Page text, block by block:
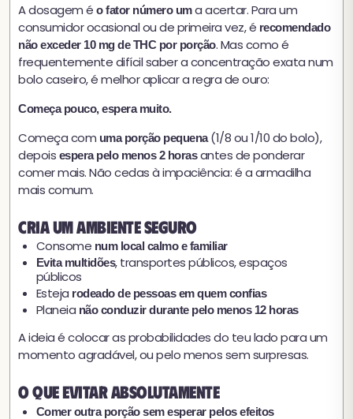
A dosagem é o fator número uma acertar. Para um
consumidor ocasional ou de primeira vez, é recomendado
não exceder 10 mg de THC por porção. Mas como é
frequentemente difícil saber a concentração exata num
bolo caseiro, é melhor aplicar a regra de ouro:
Começa pouco, espera muito.
Começa com uma porção pequena(1/8 ou 1/10 do bolo),
depois espera pelo menos 2 horasantes de ponderar
comer mais. Não cedas à impaciência: é a armadilha
mais comum.
Cria um ambiente seguro
Consome num local calmo e familiar
Evita multidões, transportes públicos, espaços
públicos
Esteja rodeado de pessoas em quem confias
Planeia não conduzir durante pelo menos 12 horas
A ideia é colocar as probabilidades do teu lado para um
momento agradável, ou pelo menos sem surpresas.
O que evitar absolutamente
Comer outra porção sem esperar pelos efeitos